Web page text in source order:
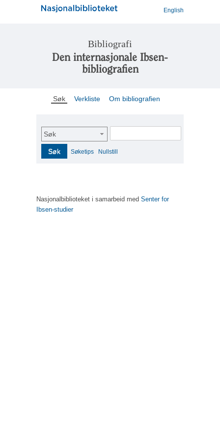
English
Bibliografi
Den internasjonale Ibsen-
bibliografien
Søk Verkliste Om bibliografien
Søk
Søk Søketips Nullstill
Nasjonalbiblioteket i samarbeid med Senter for
Ibsen-studier